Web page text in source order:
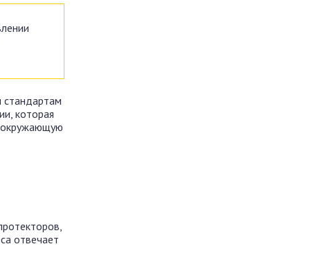
стандартам
которая
окружающую
отвечает